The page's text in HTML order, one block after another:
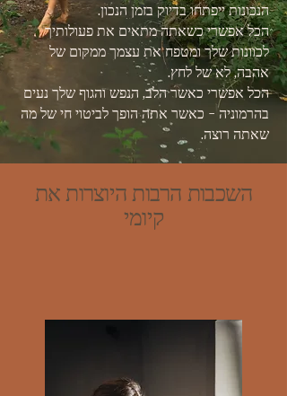
הנכונות ייפתחו בדיוק בזמן הנכון.
הכל אפשרי כשאתה מתאים את פעולותיך
לכוונות שלך ומטפח את עצמך ממקום של
אהבה, לא של לחץ.
הכל אפשרי כאשר הלב, הנפש והגוף שלך נעים
בהרמוניה - כאשר אתה הופך לביטוי חי של מה
שאתה רוצה.
השכבות הרבות היוצרות את
קיומי